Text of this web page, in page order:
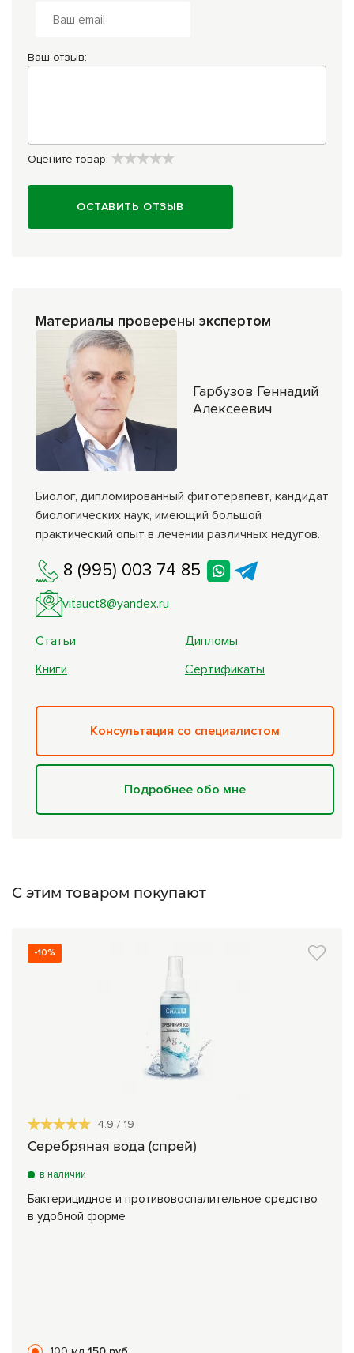
Ваш отзыв:
Оцените товар:
ОСТАВИТЬ ОТЗЫВ
Материалы проверены экспертом
Биолог, дипломированный фитотерапевт, кандидат
биологических наук, имеющий большой
практический опыт в лечении различных недугов.
8 (995) 003 74 85
vitauct8@yandex.ru
Статьи
Дипломы
Книги
Сертификаты
Консультация со специалистом
Подробнее обо мне
Гарбузов Геннадий
Алексеевич
С этим товаром покупают
-10%
4.9 / 19
Серебряная вода (спрей)
в наличии
Бактерицидное и противовоспалительное средство
в удобной форме